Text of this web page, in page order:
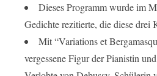
Dieses Programm wurde im
Gedichte rezitierte, die diese drei
Mit “Variations et
vergessene Figur der Pianistin